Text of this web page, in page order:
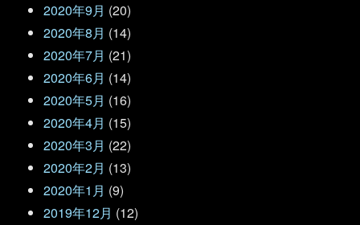
2020年9月 (20)
2020年8月 (14)
2020年7月 (21)
2020年6月 (14)
2020年5月 (16)
2020年4月 (15)
2020年3月 (22)
2020年2月 (13)
2020年1月 (9)
2019年12月 (12)